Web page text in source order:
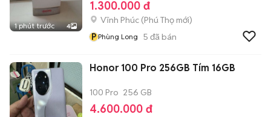
1 phút trước 4
1.300.000 đ
Vĩnh Phúc (Phú Thọ mới)
P Phùng Long 5 đã bán
Honor 100 Pro 256GB Tím 16GB
100 Pro 256 GB
4.600.000 đ